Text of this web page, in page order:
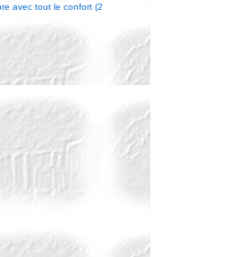
avec tout le confort (2